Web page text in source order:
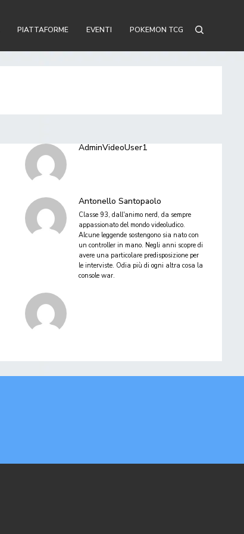
PIATTAFORME EVENTI POKEMON TCG
AdminVideoUser1
Antonello Santopaolo
Classe 93, dall'animo nerd, da sempre
appassionato del mondo videoludico.
Alcune leggende sostengono sia nato con
un controller in mano. Negli anni scopre di
avere una particolare predisposizione per
le interviste. Odia più di ogni altra cosa la
console war.